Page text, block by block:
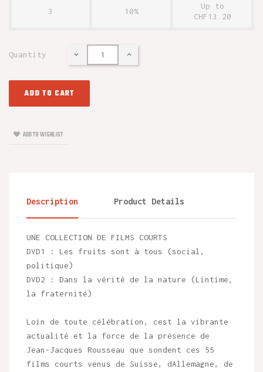
3 10%
Up to
CHF13.20
Quantity
ADD TO CART
ADD TO WISHLIST
Description Product Details
UNE COLLECTION DE FILMS COURTS
DVD1 : Les fruits sont à tous (social,
politique)
DVD2 : Dans la vérité de la nature (Lintime,
la fraternité)
Loin de toute célébration, cest la vibrante
actualité et la force de la présence de
Jean-Jacques Rousseau que sondent ces 55
films courts venus de Suisse, dAllemagne, de